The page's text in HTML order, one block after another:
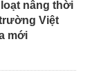
nâng thời
Việt
mới